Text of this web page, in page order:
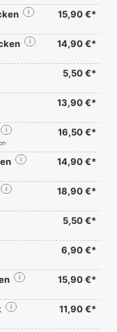
i 15,90 €*
i 14,90 €*
5,50 €*
13,90 €*
i 16,50 €*
i 14,90 €*
i 18,90 €*
5,50 €*
6,90 €*
i 15,90 €*
i 11,90 €*